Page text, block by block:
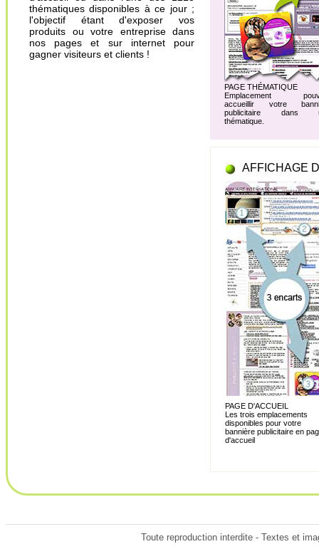
thématiques disponibles à ce jour ;
l'objectif étant d'exposer vos
produits ou votre entreprise dans
nos pages et sur internet pour
gagner visiteurs et clients !
PAGE THÉMATIQUE
Emplacement
accueillir votre
publicitaire dans
thématique.
AFFICHAGE
PAGE D'ACCUEIL
Les trois emplacements
disponibles pour votre
bannière publicitaire en
d'accueil
Toute reproduction interdite - Textes et